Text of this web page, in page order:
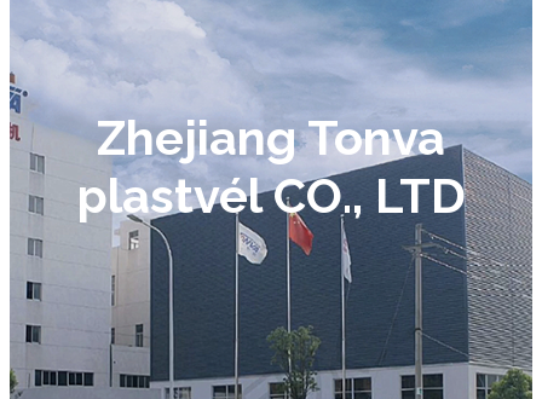
Zhejiang Tonva
plastvél CO., LTD